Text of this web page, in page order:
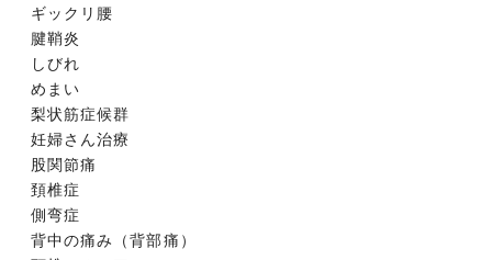
ギックリ腰
腱鞘炎
しびれ
めまい
梨状筋症候群
妊婦さん治療
股関節痛
頚椎症
側弯症
背中の痛み（背部痛）